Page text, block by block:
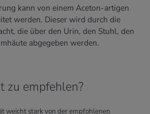
kann von einem Aceton-artigen
werden. Dieser wird durch die
die über den Urin, den Stuhl, den
abgegeben werden.
zu empfehlen?
weicht stark von der empfohlenen